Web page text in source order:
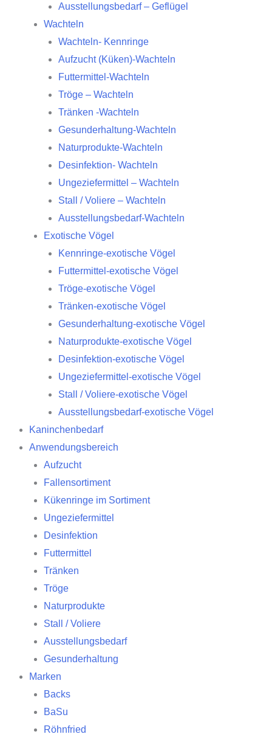
Ausstellungsbedarf – Geflügel
Wachteln
Wachteln- Kennringe
Aufzucht (Küken)-Wachteln
Futtermittel-Wachteln
Tröge – Wachteln
Tränken -Wachteln
Gesunderhaltung-Wachteln
Naturprodukte-Wachteln
Desinfektion- Wachteln
Ungeziefermittel – Wachteln
Stall / Voliere – Wachteln
Ausstellungsbedarf-Wachteln
Exotische Vögel
Kennringe-exotische Vögel
Futtermittel-exotische Vögel
Tröge-exotische Vögel
Tränken-exotische Vögel
Gesunderhaltung-exotische Vögel
Naturprodukte-exotische Vögel
Desinfektion-exotische Vögel
Ungeziefermittel-exotische Vögel
Stall / Voliere-exotische Vögel
Ausstellungsbedarf-exotische Vögel
Kaninchenbedarf
Anwendungsbereich
Aufzucht
Fallensortiment
Kükenringe im Sortiment
Ungeziefermittel
Desinfektion
Futtermittel
Tränken
Tröge
Naturprodukte
Stall / Voliere
Ausstellungsbedarf
Gesunderhaltung
Marken
Backs
BaSu
Röhnfried